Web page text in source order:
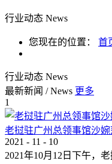
行业动态 News
您现在的位置： 首
行业动态 News
最新新闻 / News 更多
1
老挝驻广州总领事馆沙
2021 - 11 - 10
2021年10月12日下午，